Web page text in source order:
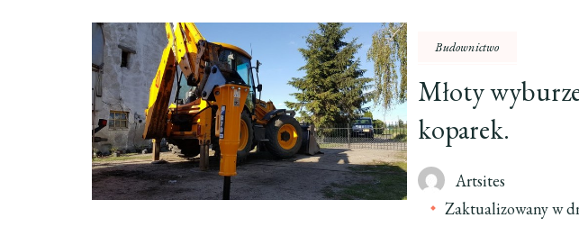
Budownictwo
Młoty
koparek.
Artsites
Zaktualizowany w